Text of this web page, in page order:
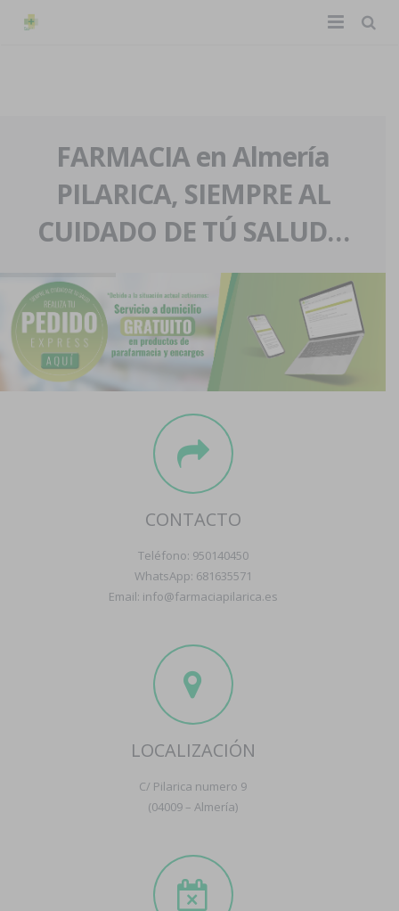
La farmacia
Nuestra historia
Nuestro equipo
Eventos
Servicios y reservas
Pedidos express
Blog
Contacto
Boletín
FARMACIA en Almería
PILARICA, SIEMPRE AL
CUIDADO DE TÚ SALUD…
CONTACTO
Teléfono: 950140450
WhatsApp: 681635571
Email: info@farmaciapilarica.es
LOCALIZACIÓN
C/ Pilarica numero 9
(04009 – Almería)